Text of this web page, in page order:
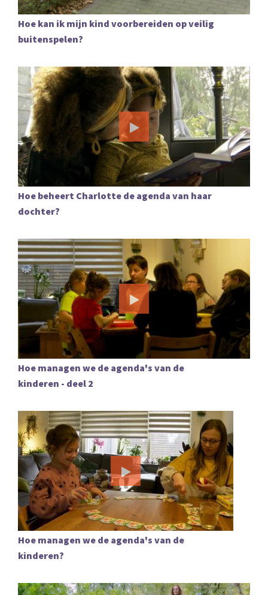
Hoe kan ik mijn kind voorbereiden op veilig
buitenspelen?
Hoe beheert Charlotte de agenda van haar
dochter?
Hoe managen we de agenda's van de
kinderen - deel 2
Hoe managen we de agenda's van de
kinderen?